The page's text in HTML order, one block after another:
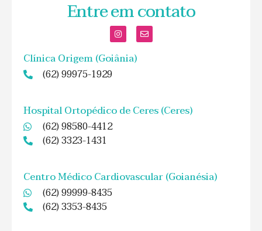
Entre em contato
Clínica Origem (Goiânia)
(62) 99975-1929
Hospital Ortopédico de Ceres (Ceres)
(62) 98580-4412
(62) 3323-1431
Centro Médico Cardiovascular (Goianésia)
(62) 99999-8435
(62) 3353-8435